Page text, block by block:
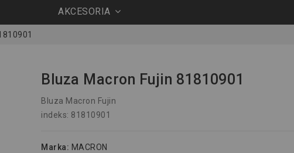
AKCESORIA
Bluza Macron Fujin 81810901
Bluza Macron Fujin
indeks: 81810901
Marka: MACRON